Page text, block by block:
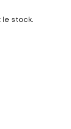
le stock.